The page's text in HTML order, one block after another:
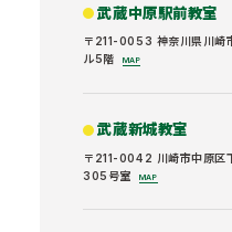
武蔵中原駅前教室
〒211-0053 神奈川県川崎
ル5階
MAP
武蔵新城教室
〒211-0042 川崎市中原区
305号室
MAP